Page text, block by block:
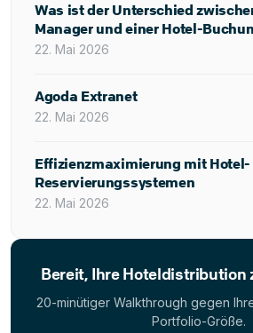
Was ist der Unterschied
Manager und einer Hotel-
22. Mai 2026
Agoda Extranet
22. Mai 2026
Effizienzmaximierung mit Hotel-
Reservierungssystemen
22. Mai 2026
Bereit, Ihre Hoteldistribution
20-minütiger Walkthrough gegen
Portfolio-Größe.